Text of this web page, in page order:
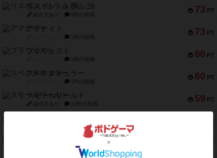
73 PT
リスボン・トラム 28
紹介文あり 9件の投稿
73 PT
アマナイト
1件の投稿
66 PT
ブラヴェスト
1件の投稿
60 PT
スペクタキュラー
1件の投稿
59 PT
スモールワールド
紹介文あり 13件の投稿
PT
2件の投稿
PT
Bitter End ブタペスト救出作戦
1件の投稿